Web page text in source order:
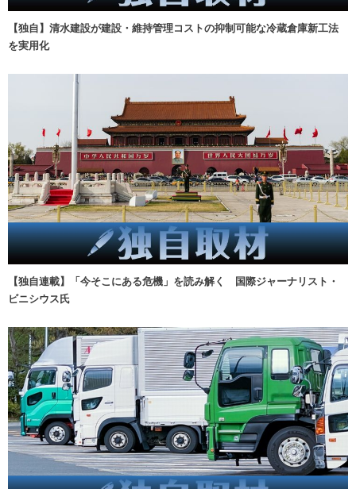
【独自】清水建設が建設・維持管理コストの抑制可能な冷蔵倉庫新工法
を実用化
【独自連載】「今そこにある危機」を読み解く 国際ジャーナリスト・
ビニシウス氏